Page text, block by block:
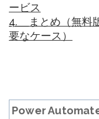
ービス
4.
まとめ（無料
要なケース）
Power Automate